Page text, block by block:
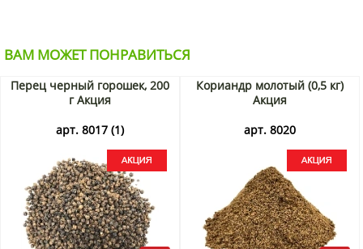
ВАМ МОЖЕТ ПОНРАВИТЬСЯ
Перец черный горошек, 200
г Акция
арт. 8017 (1)
Кориандр молотый (0,5 кг)
Акция
арт. 8020